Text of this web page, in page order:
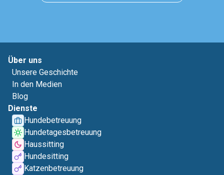
Über uns
Unsere Geschichte
In den Medien
Blog
Dienste
Hundebetreuung
Hundetagesbetreuung
Haussitting
Hundesitting
Katzenbetreuung